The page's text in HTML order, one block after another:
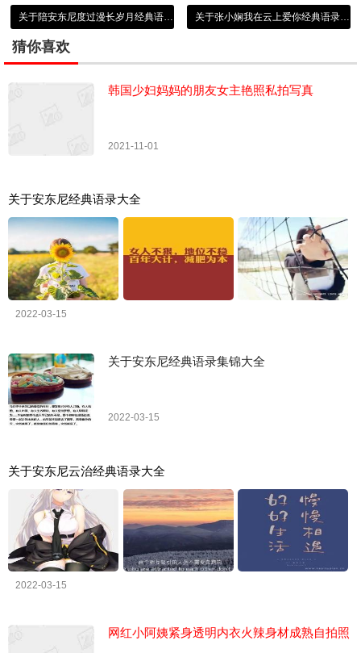
关于陪安东尼度过漫长岁月经典语录大全 关于张小娴我在云上爱你经典语录大全
猜你喜欢
韩国少妇妈妈的朋友女主艳照私拍写真
2021-11-01
关于安东尼经典语录大全
2022-03-15
关于安东尼经典语录集锦大全
2022-03-15
关于安东尼云治经典语录大全
2022-03-15
网红小阿姨紧身透明内衣火辣身材成熟自拍照